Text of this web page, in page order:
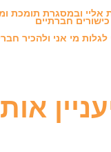
אליי ובמסגרת תומכת
חברתיים
מי אני ולהכיר